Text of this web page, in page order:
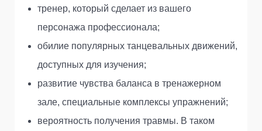
тренер, который сделает из вашего
персонажа профессионала;
обилие популярных танцевальных движений,
доступных для изучения;
развитие чувства баланса в тренажерном
зале, специальные комплексы упражнений;
вероятность получения травмы. В таком